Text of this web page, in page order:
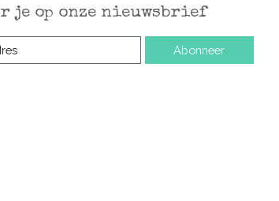
je op onze nieuwsbrief
Abonneer